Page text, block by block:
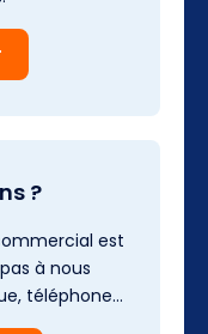
?
est
à nous
téléphone…